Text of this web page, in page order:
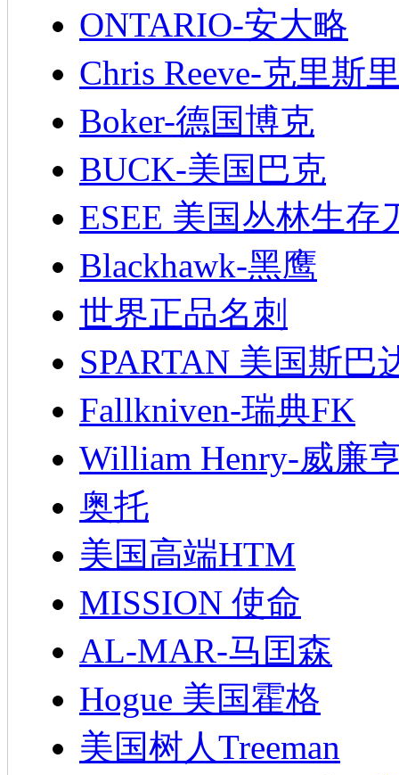
ONTARIO-安大略
Chris Reeve-克里斯
Boker-德国博克
BUCK-美国巴克
ESEE 美国丛林生存
Blackhawk-黑鹰
世界正品名刺
SPARTAN 美国斯巴
Fallkniven-瑞典FK
William Henry-威廉
奥托
美国高端HTM
MISSION 使命
AL-MAR-马囯森
Hogue 美国霍格
美国树人Treeman